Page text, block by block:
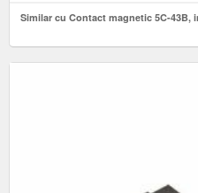
Similar cu Contact magnetic 5C-43B,